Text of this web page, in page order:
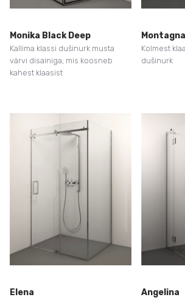
Monika Black Deep
Kallima klassi dušinurk musta
värvi disainiga, mis koosneb
kahest klaasist
Montagna
Kolmest
dušinurk
Elena Angelina